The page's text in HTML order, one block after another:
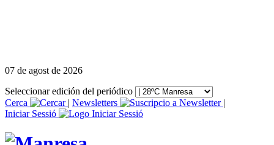
07 de agost de 2026
Seleccionar edición del periódico
Cerca
| Newsletters
|
Iniciar Sessió